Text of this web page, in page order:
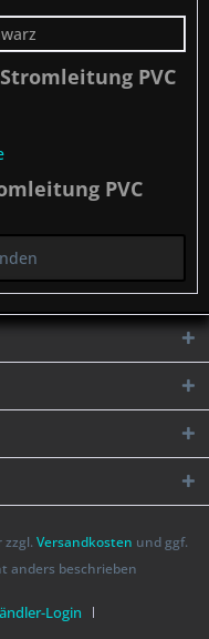
PVC
PVC
Versandkosten und ggf.
anders beschrieben
Login